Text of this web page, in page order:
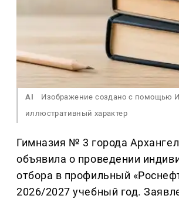
AI
Изображение создано с помощью
иллюстративный характер
Гимназия № 3 города
объявила о проведении
отбора в профильный
2026/2027 учебный год.